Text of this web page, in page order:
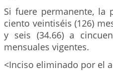
Si fuere permanente, la
ciento veintiséis (126)
y seis (34.66) a
mensuales vigentes.
<Inciso eliminado por el